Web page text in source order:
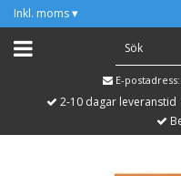
Inkl. moms ▾
E-postadress:
2-10 dagar leveranstid